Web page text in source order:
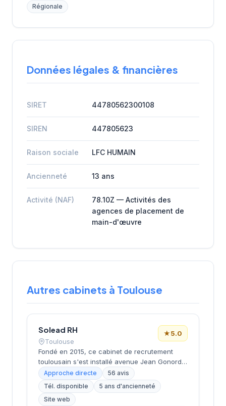
Régionale
Données légales & financières
SIRET 44780562300108
SIREN 447805623
Raison sociale LFC HUMAIN
Ancienneté 13 ans
Activité (NAF)
78.10Z — Activités des
agences de placement de
main-d'œuvre
Autres cabinets à Toulouse
Solead RH
Toulouse
★5.0
Fondé en 2015, ce cabinet de recrutement
toulousain s'est installé avenue Jean Gonord
dans le secteur dynamique de la ville rose.
Dirigé par Medard, il s'appuie sur une
expertise de près de 10 ans pour
accompagner entreprises et candidats dans
Approche directe
56 avis
Tél. disponible
5 ans d'ancienneté
Site web